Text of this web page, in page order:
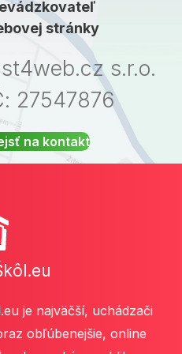
stránky
s.r.o.
27547876
na kontakt
je najväčší, uchádzači
obľúbenejšie, online